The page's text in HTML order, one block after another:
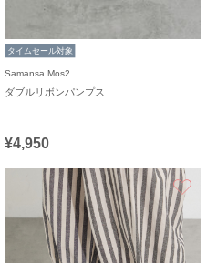
タイムセール対象
Samansa Mos2
ダブルリボンパンプス
¥4,950